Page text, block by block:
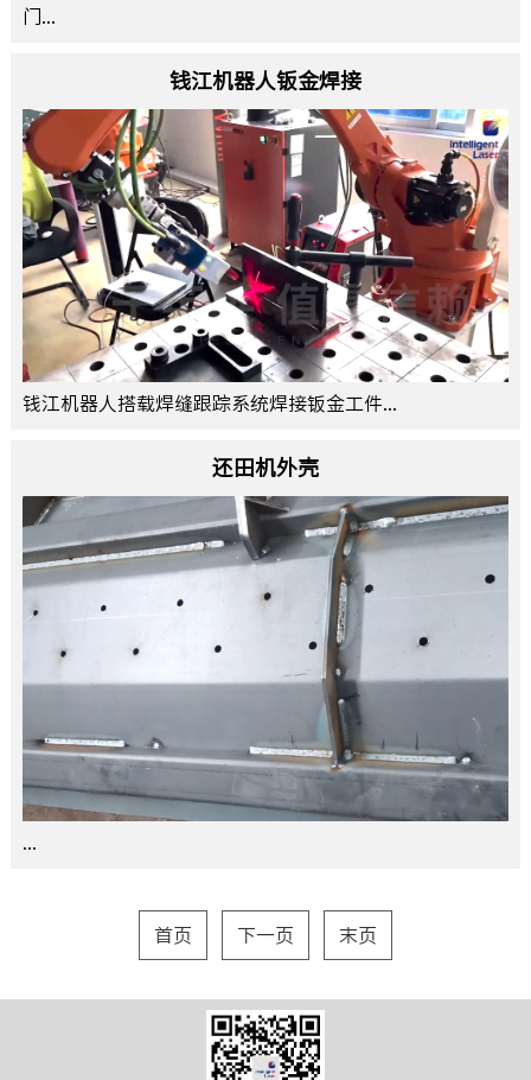
门...
钱江机器人钣金焊接
钱江机器人搭载焊缝跟踪系统焊接钣金工件...
还田机外壳
首页 下一页 末页